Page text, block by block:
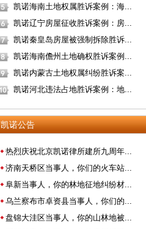
凯诺海南土地权属胜诉案例：海...
凯诺辽宁房屋征收胜诉案例：房...
凯诺秦皇岛房屋被强制拆除胜诉...
凯诺海南儋州土地确权胜诉案例...
凯诺内蒙古土地权属纠纷胜诉案...
凯诺河北违法占地胜诉案例：地...
凯诺公告
热烈庆祝北京凯诺律所建所九周年...
济南天桥区当事人，你们的火车站...
阜新当事人，你的林地征地纠纷材...
乌兰察布市卓资县当事人，你们的...
盘锦大洼区当事人，你的山林地被...